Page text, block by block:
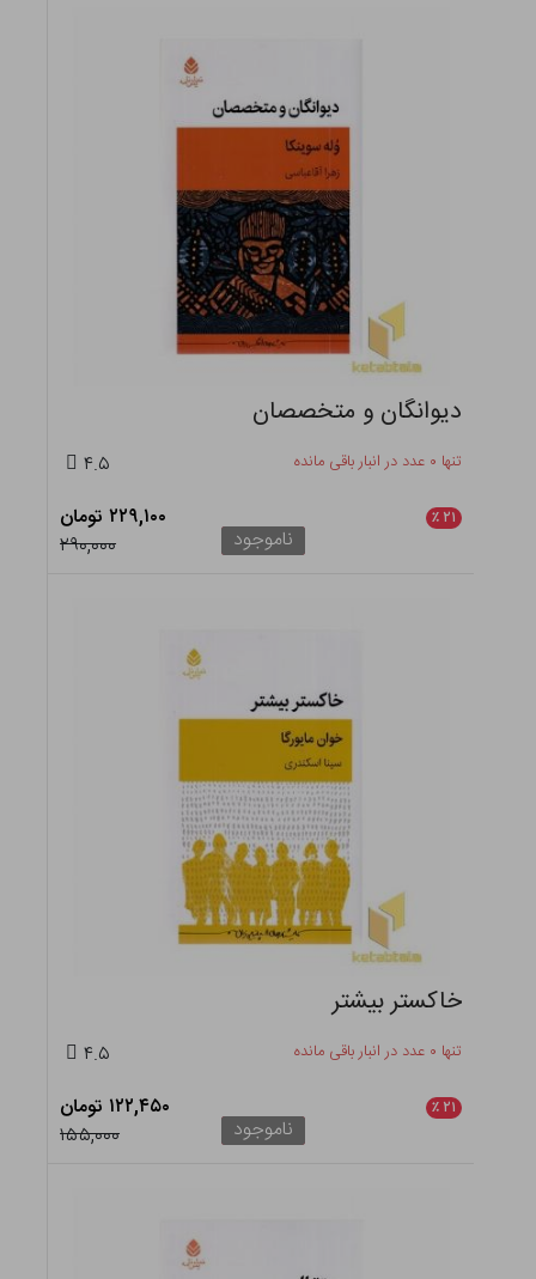
دیوانگان و متخصصان
تنها ۰ عدد در انبار باقی مانده ۴.۵
۲۱ ٪
۲۲۹,۱۰۰ تومان
۲۹۰,۰۰۰
ناموجود
خاکستر بیشتر
تنها ۰ عدد در انبار باقی مانده ۴.۵
۲۱ ٪
۱۲۲,۴۵۰ تومان
۱۵۵,۰۰۰
ناموجود